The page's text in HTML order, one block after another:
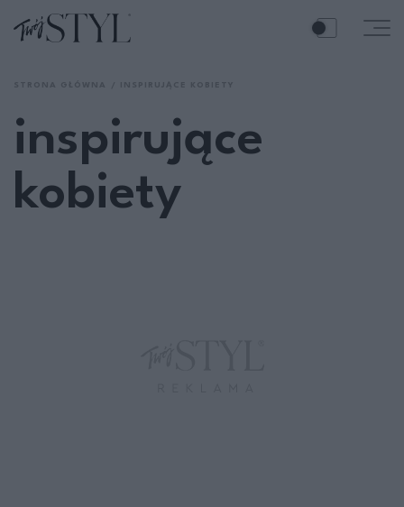
inspirujące
kobiety